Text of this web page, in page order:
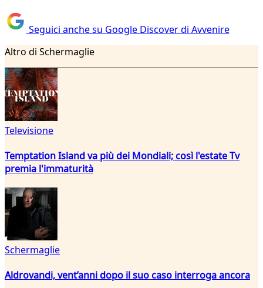
Seguici anche su Google Discover di Avvenire
Altro di Schermaglie
Televisione
Temptation Island va più dei Mondiali; così l'estate Tv
premia l'immaturità
Schermaglie
Aldrovandi, vent’anni dopo il suo caso interroga ancora